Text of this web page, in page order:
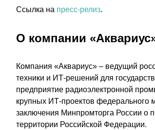
Ссылка на пресс-релиз.
О компании
Компания «Аквариус» – ведущий
техники и ИТ-решений для
предприятие радиоэлектронной
крупных ИТ-проектов федерального
заключения Минпромторга России о
территории Российской Федерации.